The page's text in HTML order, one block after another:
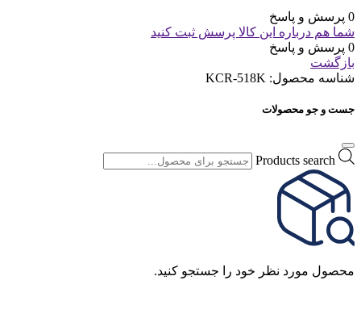
0 پرسش و پاسخ
شما هم درباره این کالا پرسش ثبت کنید
0 پرسش و پاسخ
بازگشت
شناسه محصول: KCR-518K
جست و جو محصولات
Products search
محصول مورد نظر خود را جستجو کنید.